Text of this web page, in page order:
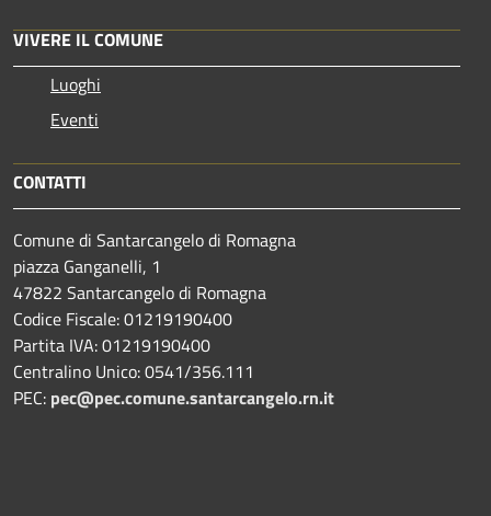
VIVERE IL COMUNE
Luoghi
Eventi
CONTATTI
Comune di Santarcangelo di Romagna
piazza Ganganelli, 1
47822 Santarcangelo di Romagna
Codice Fiscale: 01219190400
Partita IVA: 01219190400
Centralino Unico: 0541/356.111
PEC: pec@pec.comune.santarcangelo.rn.it